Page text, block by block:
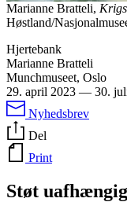
Marianne Bratteli,
Høstland/
Hjertebank
Marianne Bratteli
Munchmuseet, Oslo
29. april 2023 — 30.
Nyhedsbrev
Del
Print
Støt